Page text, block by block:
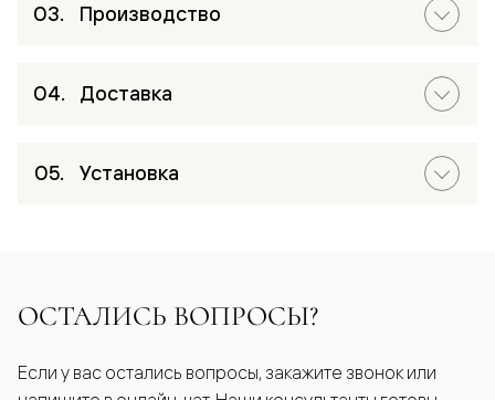
Производство
Доставка
Установка
ОСТАЛИСЬ ВОПРОСЫ?
Если у вас остались вопросы, закажите звонок или